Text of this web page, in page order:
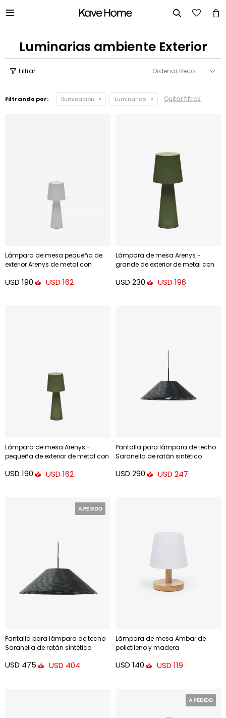
 
Luminarias ambiente Exterior
Recomendados
Filtrando por: Iluminación Luminarias Quitar filtros
Lámpara de mesa pequeña de
exterior Arenys de metal con
USD 190 USD 162
Lámpara de mesa Arenys -
grande de exterior de metal con
USD 230 USD 196
Lámpara de mesa Arenys -
pequeña de exterior de metal con
USD 190 USD 162
Pantalla para lámpara de techo
Saranella de ratán sintético
USD 290 USD 247
Pantalla para lámpara de techo
Saranella de ratán sintético
USD 475 USD 404
Lámpara de mesa Ambar de
polietileno y madera
USD 140 USD 119